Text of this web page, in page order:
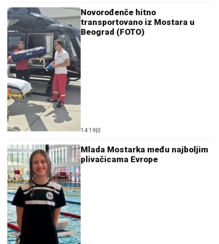
Novorođenče hitno
transportovano iz Mostara u
Beograd (FOTO)
14:19 0
Mlada Mostarka među najboljim
plivačicama Evrope